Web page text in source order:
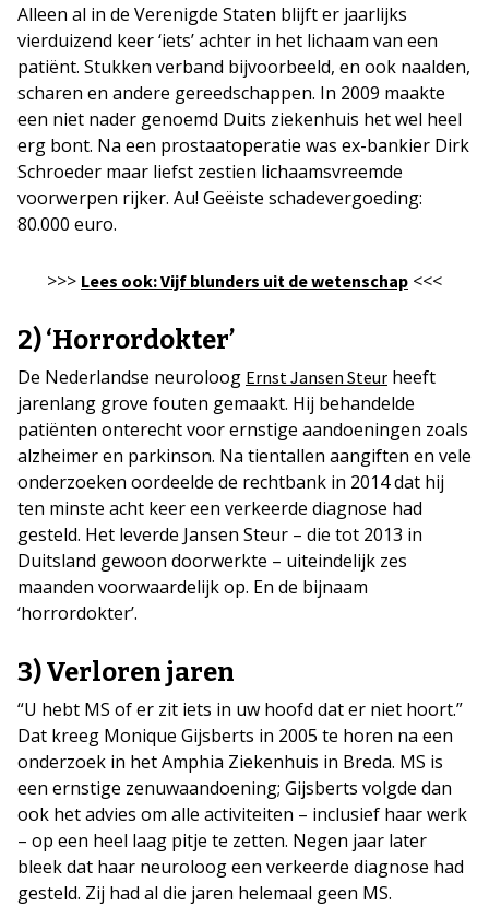
Alleen al in de Verenigde Staten blijft er jaarlijks
vierduizend keer ‘iets’ achter in het lichaam van een
patiënt. Stukken verband bijvoorbeeld, en ook naalden,
scharen en andere gereedschappen. In 2009 maakte
een niet nader genoemd Duits ziekenhuis het wel heel
erg bont. Na een prostaatoperatie was ex-bankier Dirk
Schroeder maar liefst zestien lichaamsvreemde
voorwerpen rijker. Au! Geëiste schadevergoeding:
80.000 euro.
>>> Lees ook: Vijf blunders uit de wetenschap <<<
2) ‘Horrordokter’
De Nederlandse neuroloog Ernst Jansen Steur heeft
jarenlang grove fouten gemaakt. Hij behandelde
patiënten onterecht voor ernstige aandoeningen zoals
alzheimer en parkinson. Na tientallen aangiften en vele
onderzoeken oordeelde de rechtbank in 2014 dat hij
ten minste acht keer een verkeerde diagnose had
gesteld. Het leverde Jansen Steur – die tot 2013 in
Duitsland gewoon doorwerkte – uiteindelijk zes
maanden voorwaardelijk op. En de bijnaam
‘horrordokter’.
3) Verloren jaren
“U hebt MS of er zit iets in uw hoofd dat er niet hoort.”
Dat kreeg Monique Gijsberts in 2005 te horen na een
onderzoek in het Amphia Ziekenhuis in Breda. MS is
een ernstige zenuwaandoening; Gijsberts volgde dan
ook het advies om alle activiteiten – inclusief haar werk
– op een heel laag pitje te zetten. Negen jaar later
bleek dat haar neuroloog een verkeerde diagnose had
gesteld. Zij had al die jaren helemaal geen MS.